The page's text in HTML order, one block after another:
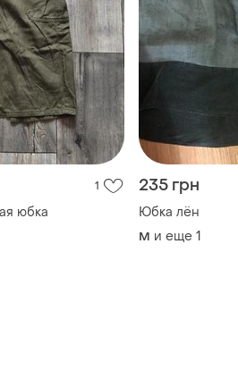
1
юбка
235 грн
Юбка лён
M и еще 1